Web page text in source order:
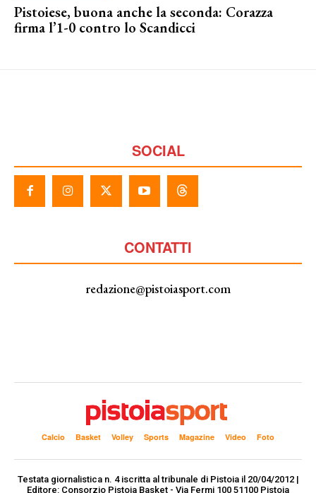
Pistoiese, buona anche la seconda: Corazza
firma l’1-0 contro lo Scandicci
SOCIAL
CONTATTI
redazione@pistoiasport.com
Calcio Basket Volley Sports Magazine Video Foto
Testata giornalistica n. 4 iscritta al tribunale di Pistoia il 20/04/2012 |
Editore: Consorzio Pistoia Basket - Via Fermi 100 51100 Pistoia